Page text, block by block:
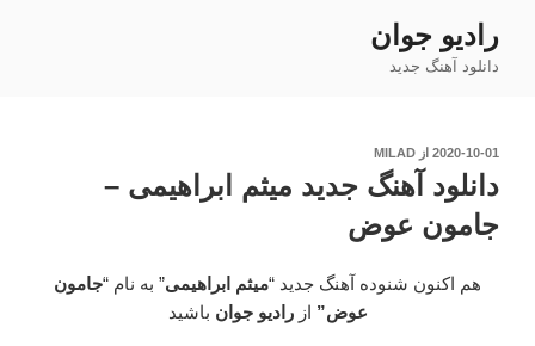
محتوا
رادیو جوان
دانلود آهنگ جدید
نوشته‌شده
2020-10-01 از MILAD
دانلود آهنگ جدید میثم ابراهیمی –
جامون عوض
هم اکنون شنوده آهنگ جدید “میثم ابراهیمی” به نام “جامون
عوض” ازرادیو جوان باشید